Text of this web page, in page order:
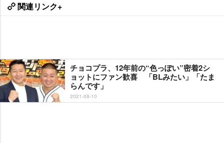
関連リンク+
チョコプラ、12年前の“色っぽい”密着2シ
ョットにファン歓喜 「BLみたい」「たま
らんです」
2021-08-10